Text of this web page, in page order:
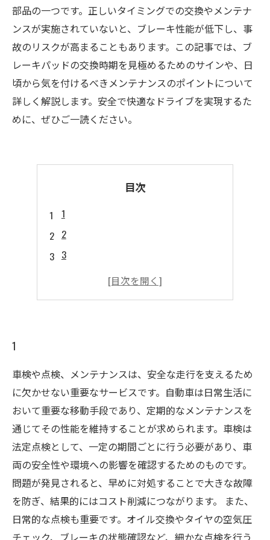
部品の一つです。正しいタイミングでの交換やメンテナ
ンスが実施されていないと、ブレーキ性能が低下し、事
故のリスクが高まることもあります。この記事では、ブ
レーキパッドの交換時期を見極めるためのサインや、日
頃から気を付けるべきメンテナンスのポイントについて
詳しく解説します。安全で快適なドライブを実現するた
めに、ぜひご一読ください。
目次
1
2
3
1
車検や点検、メンテナンスは、安全な走行を支えるため
に欠かせない重要なサービスです。自動車は日常生活に
おいて重要な移動手段であり、定期的なメンテナンスを
通じてその性能を維持することが求められます。車検は
法定点検として、一定の期間ごとに行う必要があり、車
両の安全性や環境への影響を確認するためのものです。
問題が発見されると、早めに対処することで大きな故障
を防ぎ、結果的にはコスト削減につながります。 また、
日常的な点検も重要です。オイル交換やタイヤの空気圧
チェック、ブレーキの状態確認など、細かな点検を行う